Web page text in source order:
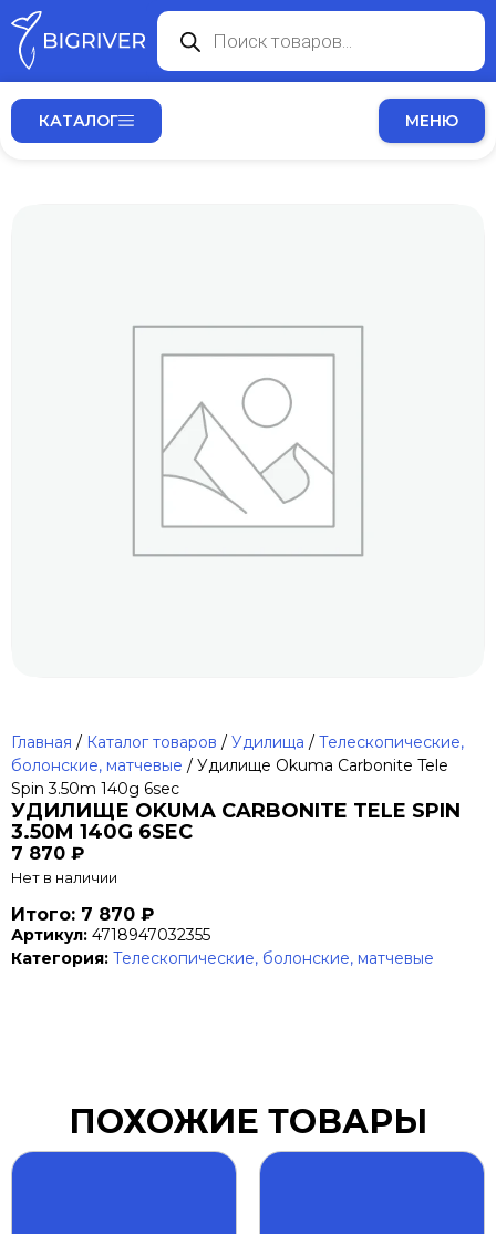
КАТАЛОГ МЕНЮ
Главная / Каталог товаров / Удилища / Телескопические,
болонские, матчевые / Удилище Okuma Carbonite Tele
Spin 3.50m 140g 6sec
УДИЛИЩЕ OKUMA CARBONITE TELE SPIN
3.50M 140G 6SEC
7 870 ₽
Нет в наличии
Итого: 7 870 ₽
Артикул: 4718947032355
Категория: Телескопические, болонские, матчевые
ПОХОЖИЕ ТОВАРЫ